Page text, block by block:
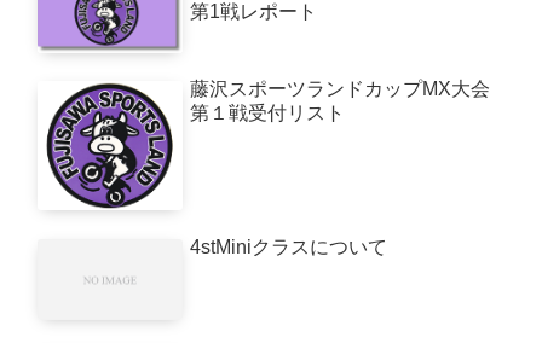
第1戦レポート
藤沢スポーツランドカップMX大会
第１戦受付リスト
4stMiniクラスについて